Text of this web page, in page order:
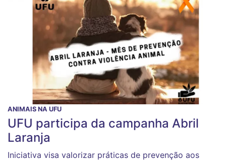
ANIMAIS NA UFU
UFU participa da campanha Abril
Laranja
Iniciativa visa valorizar práticas de prevenção aos